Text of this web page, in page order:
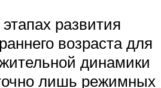
развития
возраста для
динамики
лишь режимных